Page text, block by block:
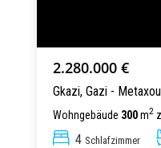
2.280.000 €
Gkazi, Gazi -
Wohngebäude 300m2
4 Schlafzimmer